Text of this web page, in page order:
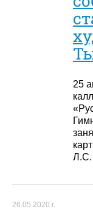
25
Л.С.
26.05.2020 г.